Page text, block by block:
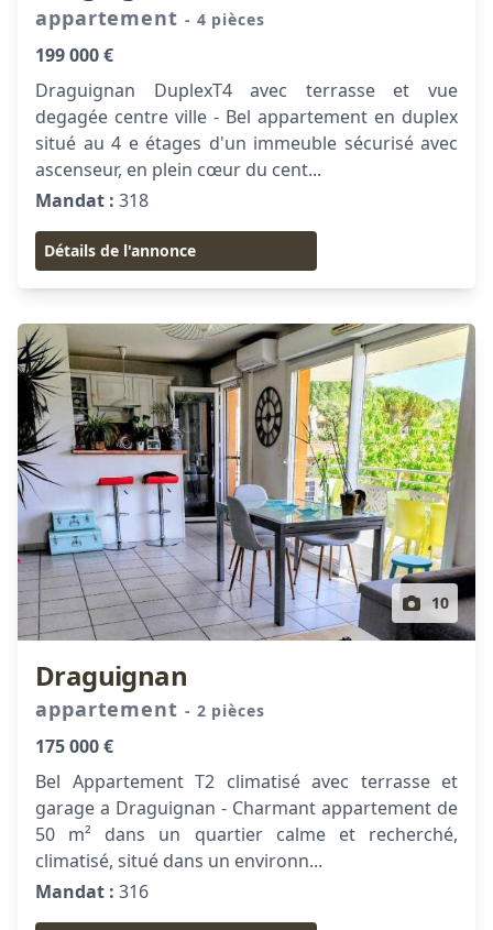
appartement - 4 pièces
199 000 €
Draguignan DuplexT4 avec terrasse et vue
degagée centre ville - Bel appartement en duplex
situé au 4 e étages d'un immeuble sécurisé avec
ascenseur, en plein cœur du cent...
Mandat : 318
Détails de l'annonce
10
Draguignan
appartement - 2 pièces
175 000 €
Bel Appartement T2 climatisé avec terrasse et
garage a Draguignan - Charmant appartement de
50 m² dans un quartier calme et recherché,
climatisé, situé dans un environn...
Mandat : 316